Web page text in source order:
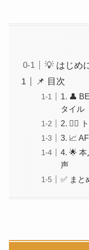
💡 はじめ
📌 目次
1. 👤
タイル
2. 🏋️‍♂️
3. 📈
4. 🌟
声
✅ まと